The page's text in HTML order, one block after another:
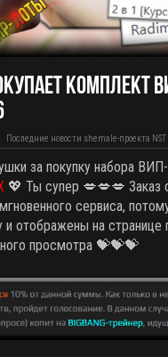
комплект
Последние новости shemale-проекта NST
за покупку набора
💖 Ты супер 💋💋💋 Заказ
сервиса,
и отображены на странице
просмотра 💝💝💝